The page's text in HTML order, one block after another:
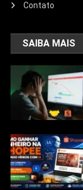
Contato
SAIBA MAIS